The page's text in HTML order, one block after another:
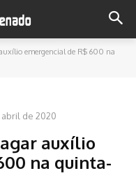
emergencial de R$ 600 na
de 2020
auxílio
na quinta-